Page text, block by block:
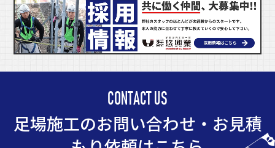
CONTACT US
足場施工のお問い合わせ・お見積